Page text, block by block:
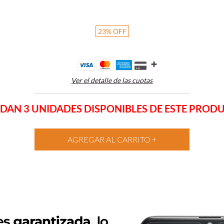
23%OFF
Ver el detalle de las cuotas
3 UNIDADES DISPONIBLES DE ESTE